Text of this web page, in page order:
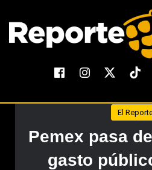
El
Pemex pasa
gasto